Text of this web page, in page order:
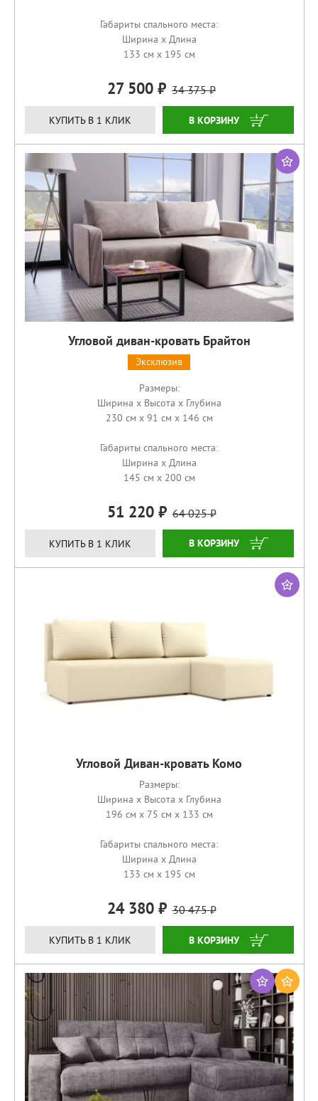
Габариты спального места:
Ширина x Длина
133 см x 195 см
27 500 34 375
КУПИТЬ В 1 КЛИК ЗАКАЗАТЬ
Угловой диван-кровать Брайтон
Эксклюзив
Размеры:
Ширина x Высота x Глубина
230 см x 91 см x 146 см
Габариты спального места:
Ширина x Длина
145 см x 200 см
51 220 64 025
КУПИТЬ В 1 КЛИК ЗАКАЗАТЬ
Угловой Диван-кровать Комо
Размеры:
Ширина x Высота x Глубина
196 см x 75 см x 133 см
Габариты спального места:
Ширина x Длина
133 см x 195 см
24 380 30 475
КУПИТЬ В 1 КЛИК ЗАКАЗАТЬ